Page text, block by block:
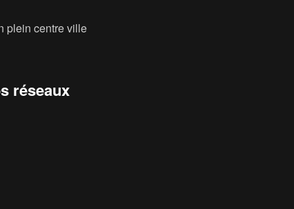
plein centre ville
réseaux